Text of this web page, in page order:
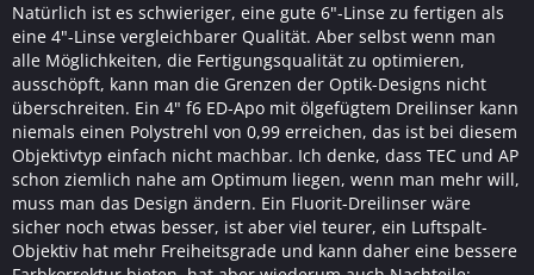
Natürlich ist es schwieriger, eine gute 6"-Linse zu fertigen als
eine 4"-Linse vergleichbarer Qualität. Aber selbst wenn man
alle Möglichkeiten, die Fertigungsqualität zu optimieren,
ausschöpft, kann man die Grenzen der Optik-Designs nicht
überschreiten. Ein 4" f6 ED-Apo mit ölgefügtem Dreilinser kann
niemals einen Polystrehl von 0,99 erreichen, das ist bei diesem
Objektivtyp einfach nicht machbar. Ich denke, dass TEC und AP
schon ziemlich nahe am Optimum liegen, wenn man mehr will,
muss man das Design ändern. Ein Fluorit-Dreilinser wäre
sicher noch etwas besser, ist aber viel teurer, ein Luftspalt-
Objektiv hat mehr Freiheitsgrade und kann daher eine bessere